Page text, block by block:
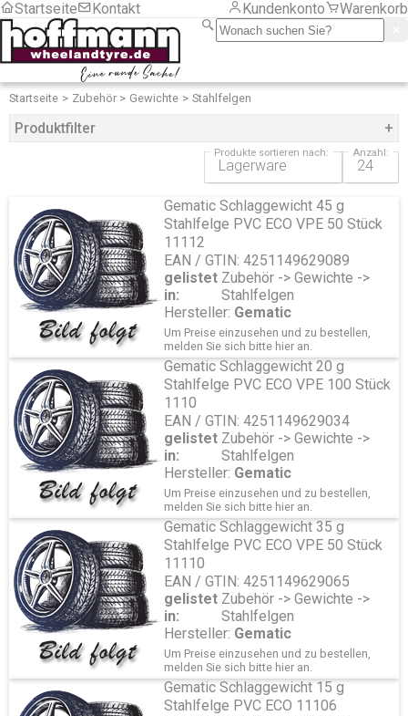
Startseite Kontakt Kundenkonto Warenkorb
LKW
Motorrad
PKW
Sackkarre/ Anhänger
Serviceartikel
Frachtkosten
LKW
Druckluft und Reifenfüller
Gewichte
Aluminiumfelgen
LKW
Motorrad
Stahlfelgen
Hebetechnik
Montagehilfsmittel
RDKS
Programmiergeräte
Sensoren Gummi
Sensoren Metal
Servicekits
Reparaturmaterial LKW / AS / EM
Reparaturmaterial PKW
Reparaturmaterial Schläuche
Schlagschrauber und Reifendienst
Schneeketten
Spezialwerkzeug Reifenreparatur
Transport/ Lagerung
Tyran/ O-Ring
Ventile
Ventilverlängerung
Vulkanisiergeräte und Zubehör
Werkzeuge und Werkstattbedarf
Felgen
Aluminium
Anhänger
Startseite Zubehör Gewichte Stahlfelgen
Produktfilter
+
TipTop
Produkte sortieren nach: Anzahl:
Gematic Schlaggewicht 45 g
Stahlfelge PVC ECO VPE 50 Stück
11112
EAN / GTIN: 4251149629089
gelistet
in:
Zubehör -> Gewichte ->
Stahlfelgen
Hersteller: Gematic
Um Preise einzusehen und zu bestellen,
melden Sie sich bitte hier an.
Gematic Schlaggewicht 20 g
Stahlfelge PVC ECO VPE 100 Stück
1110
EAN / GTIN: 4251149629034
gelistet
in:
Zubehör -> Gewichte ->
Stahlfelgen
Hersteller: Gematic
Um Preise einzusehen und zu bestellen,
melden Sie sich bitte hier an.
Gematic Schlaggewicht 35 g
Stahlfelge PVC ECO VPE 50 Stück
11110
EAN / GTIN: 4251149629065
gelistet
in:
Zubehör -> Gewichte ->
Stahlfelgen
Hersteller: Gematic
Um Preise einzusehen und zu bestellen,
melden Sie sich bitte hier an.
Gematic Schlaggewicht 15 g
Stahlfelge PVC ECO 11106